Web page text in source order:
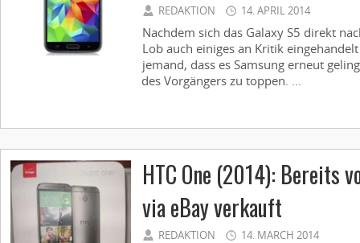
REDAKTION 14. APRIL 2014
Nachdem sich das Galaxy S5 direkt
Lob auch einiges an Kritik
jemand, dass es Samsung erneut
des Vorgängers zu toppen. ...
HTC One (2014): Bereits
via eBay verkauft
REDAKTION 14. MARCH 2014